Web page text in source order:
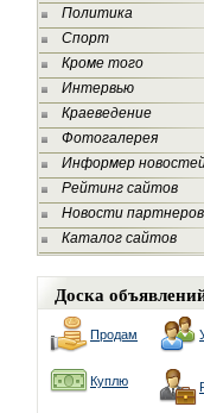
Политика
Спорт
Кроме того
Интервью
Краеведение
Фотогалерея
Информер
Рейтинг сайтов
Новости партнеров
Каталог сайтов
Доска
Продам
Куплю